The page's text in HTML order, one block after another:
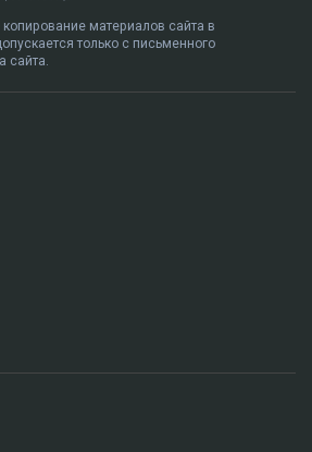
материалов сайта в
только с письменного
сайта.